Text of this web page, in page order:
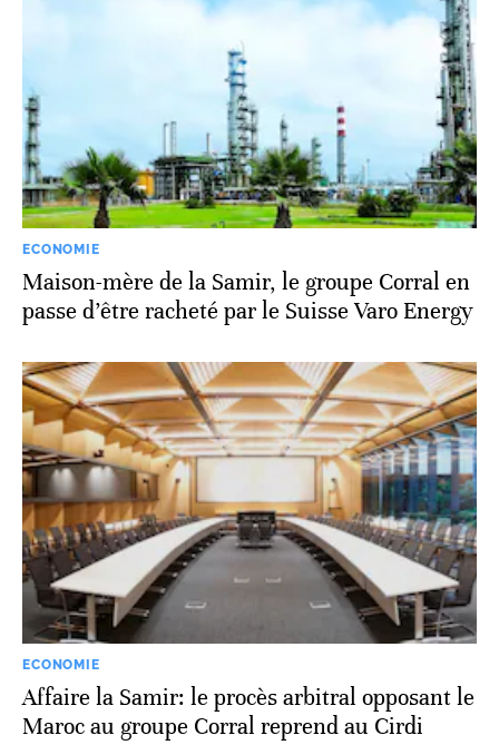
ECONOMIE
Maison-mère de la Samir, le groupe Corral en
passe d’être racheté par le Suisse Varo Energy
ECONOMIE
Affaire la Samir: le procès arbitral opposant le
Maroc au groupe Corral reprend au Cirdi